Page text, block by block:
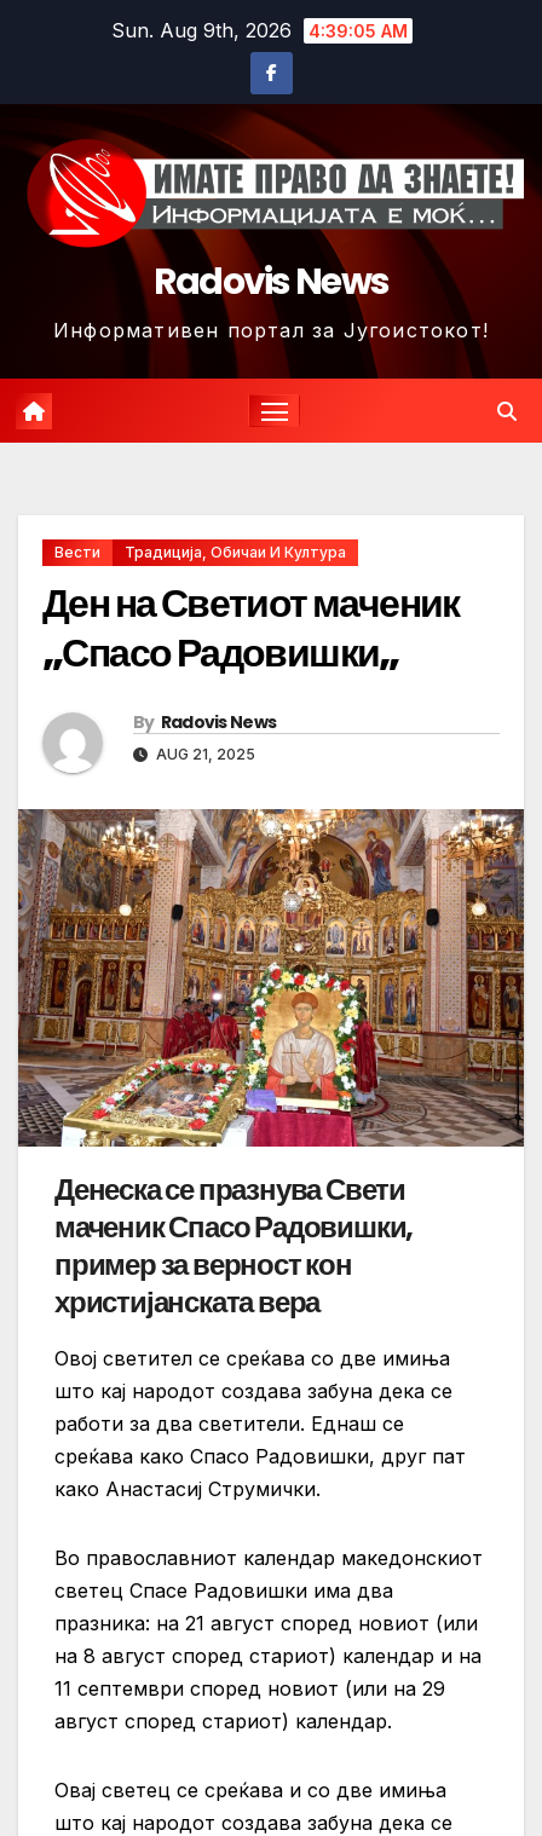
Sun. Aug 9th, 2026 4:39:07 AM
Radovis News
Информативен портал за Југоистокот!
Вести Традиција, Обичаи И Култура
Ден на Светиот маченик
„Спасо Радовишки„
By Radovis News
AUG 21, 2025
Денеска се празнува Свети
маченик Спасо Радовишки,
пример за верност кон
христијанската вера
Овој светител се среќава со две имиња
што кај народот создава забуна дека се
работи за два светители. Еднаш се
среќава како Спасо Радовишки, друг пат
како Анастасиј Струмички.
Во православниот календар македонскиот
светец Спасе Радовишки има два
празника: на 21 август според новиот (или
на 8 август според стариот) календар и на
11 септември според новиот (или на 29
август според стариот) календар.
Овај светец се среќава и со две имиња
што кај народот создава забуна дека се